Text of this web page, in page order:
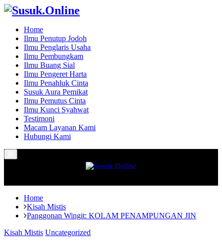
Home
Ilmu Penutup Jodoh
Ilmu Penglaris Usaha
Ilmu Pembungkam
Ilmu Buang Sial
Ilmu Pengeret Harta
Ilmu Penahluk Cinta
Susuk Aura Pemikat
Ilmu Pemutus Cinta
Ilmu Kunci Syahwat
Testimoni
Macam Layanan Kami
Hubungi Kami
Menu
Home
Kisah Mistis
Panggonan Wingit: KOLAM PENAMPUNGAN JIN
Kisah Mistis Uncategorized